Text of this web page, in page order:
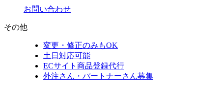
お問い合わせ
その他
変更・修正のみもOK
土日対応可能
ECサイト商品登録代行
外注さん・パートナーさん募集